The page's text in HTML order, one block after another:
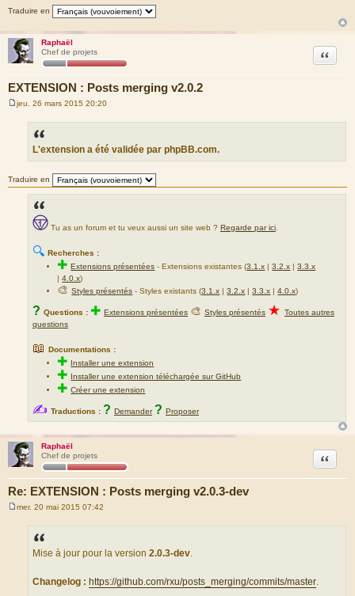
e
Traduire en
Raphaël
Chef de projets
EXTENSION : Posts merging v2.0.2
Citation
M
jeu. 26 mars 2015 20:20
L'extension a été validée par phpBB.com.
Traduire en
Tu as un forum et tu veux aussi un site web ? Regarde par ici
🔍 Recherches :
✚Extensions présentées -Extensions existantes (3.1.x |3.2.x |3.3.x
|4.0.x)
🎨Styles présentés - Styles existants (3.1.x |3.2.x |3.3.x |4.0.x)
? Questions : ✚ Extensions présentées 🎨 Styles présentés ★ Toutes autres
questions
📖 Documentations :
✚ Installer une extension
✚ Installer une extension téléchargée sur GitHub
✚Créer une extension
✍ Traductions : ? Demander ? Proposer
Raphaël
Chef de projets
Re: EXTENSION : Posts merging v2.0.3-dev
Citation
mer. 20 mai 2015 07:42
Mise à jour pour la version 2.0.3-dev.
Changelog : https://github.com/rxu/posts_merging/commits/master.